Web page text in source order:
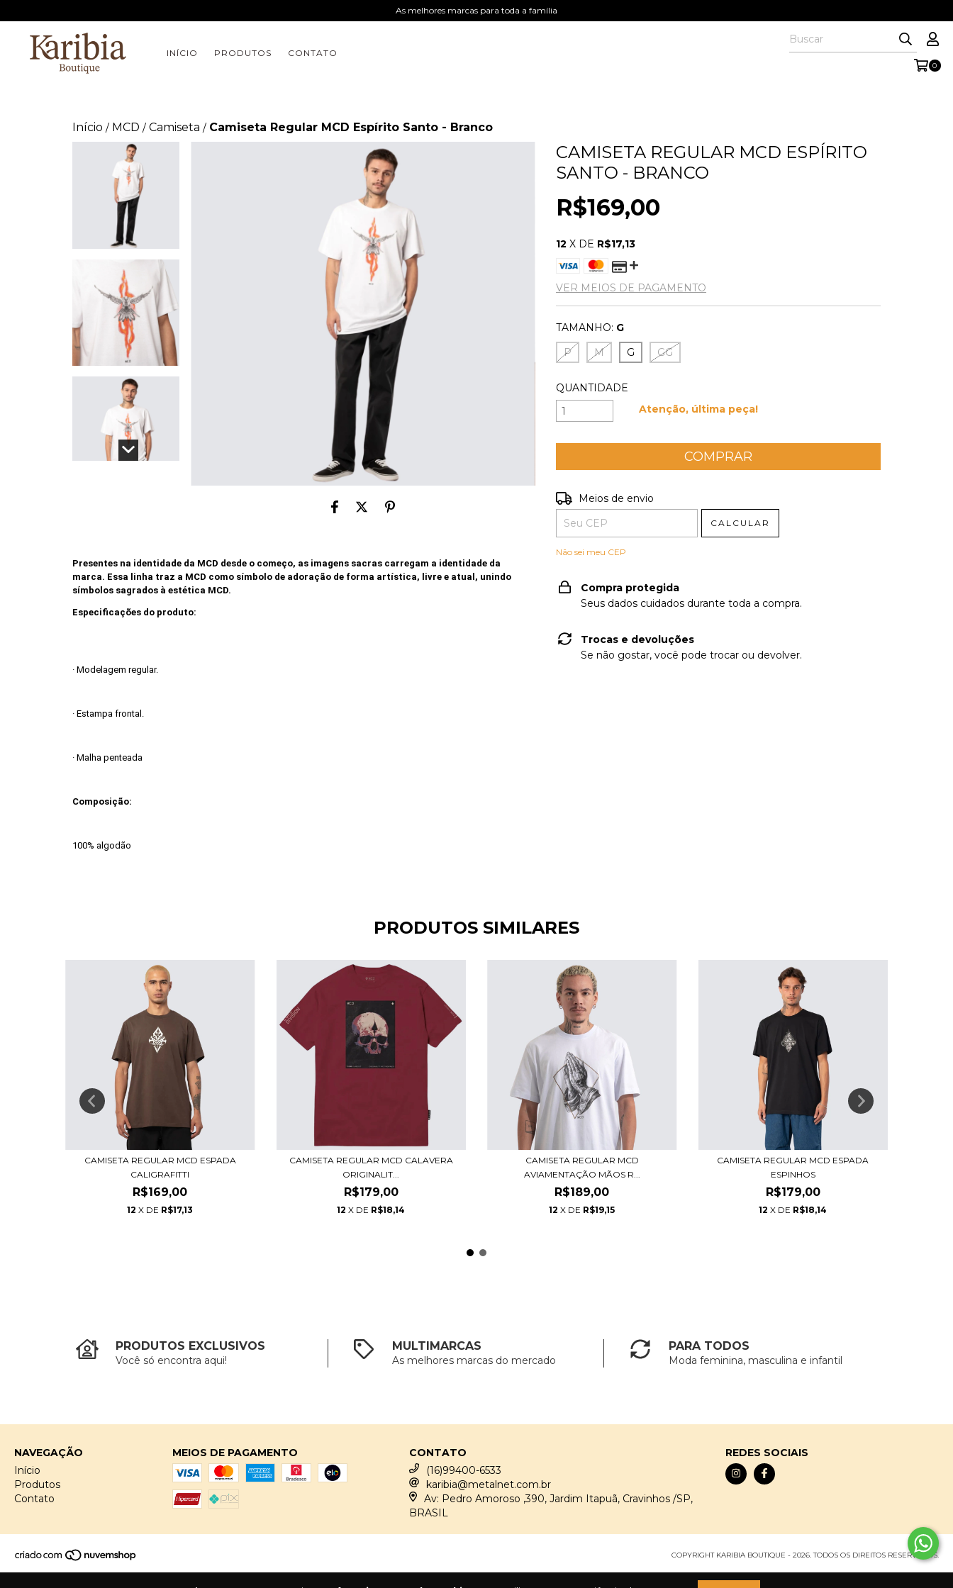
As melhores marcas para toda a família
INÍCIO PRODUTOS CONTATO
0
Início / MCD / Camiseta / Camiseta Regular MCD Espírito Santo - Branco
Presentes na identidade da MCD desde o começo, as imagens sacras carregam a identidade da
marca. Essa linha traz a MCD como símbolo de adoração de forma artística, livre e atual, unindo
símbolos sagrados à estética MCD.
Especificações do produto:
· Modelagem regular.
· Estampa frontal.
· Malha penteada
Composição:
100% algodão
CAMISETA REGULAR MCD ESPÍRITO
SANTO - BRANCO
R$169,00
12 X DE R$17,13
VER MEIOS DE PAGAMENTO
TAMANHO: G
P
M G GG
QUANTIDADE
Atenção, última peça!
Entregas para o CEP:
Meios de envio
CALCULAR
Não sei meu CEP
Compra protegida
Seus dados cuidados durante toda a compra.
Trocas e devoluções
Se não gostar, você pode trocar ou devolver.
PRODUTOS SIMILARES
CAMISETA REGULAR MCD ESPADA
CALIGRAFITTI
R$169,00
12 X DE R$17,13
CAMISETA REGULAR MCD CALAVERA
ORIGINALIT...
R$179,00
12 X DE R$18,14
CAMISETA REGULAR MCD
AVIAMENTAÇÃO MÃOS R...
R$189,00
12 X DE R$19,15
CAMISETA REGULAR MCD ESPADA
ESPINHOS
R$179,00
12 X DE R$18,14
PRODUTOS EXCLUSIVOS
Você só encontra aqui!
MULTIMARCAS
As melhores marcas do mercado
PARA TODOS
Moda feminina, masculina e infantil
NAVEGAÇÃO
Início
Produtos
Contato
MEIOS DE PAGAMENTO
CONTATO
(16)99400-6533
karibia@metalnet.com.br
Av: Pedro Amoroso ,390, Jardim Itapuã, Cravinhos /SP,
BRASIL
REDES SOCIAIS
COPYRIGHT KARIBIA BOUTIQUE - 2026. TODOS OS DIREITOS RESERVADOS.